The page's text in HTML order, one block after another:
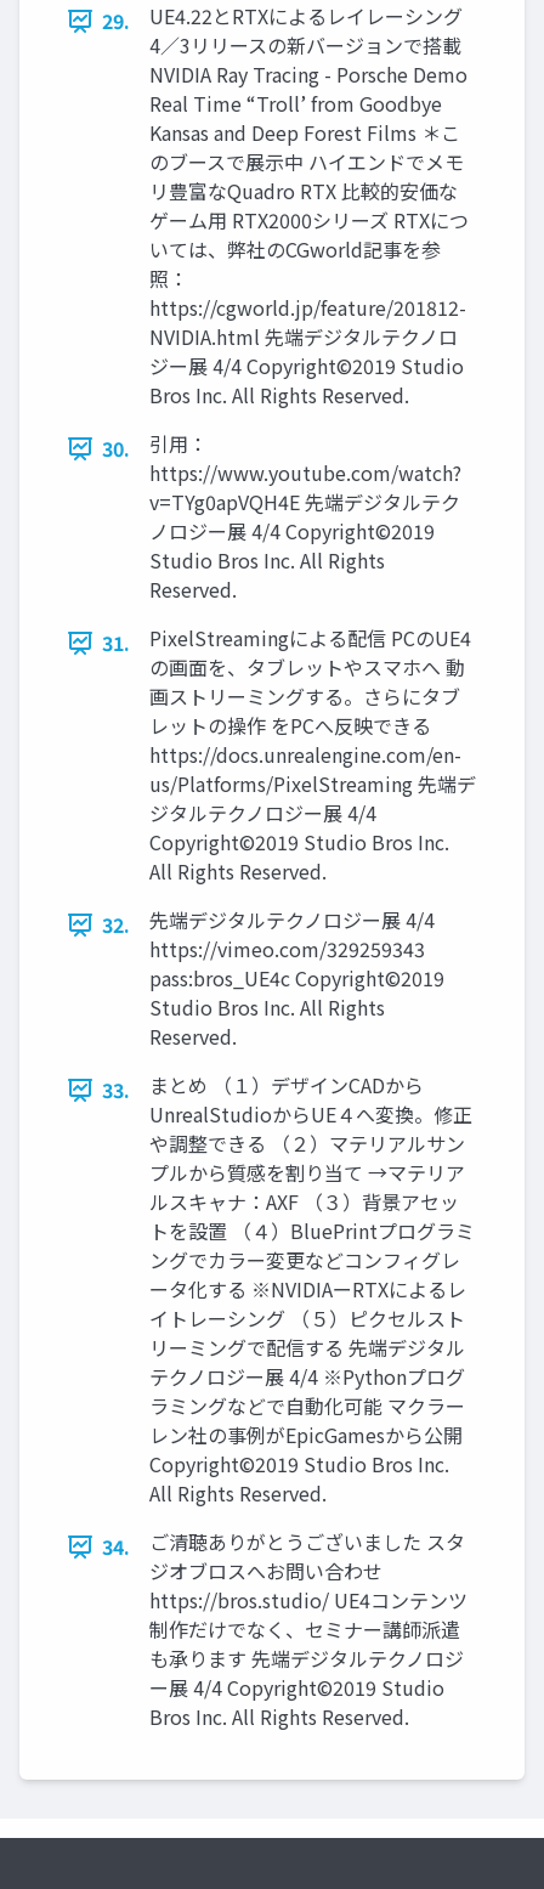
29.
UE4.22とRTXによるレイレーシング
4／3リリースの新バージョンで搭載
NVIDIA Ray Tracing - Porsche Demo
Real Time “Troll’ from Goodbye
Kansas and Deep Forest Films ＊こ
のブースで展示中 ハイエンドでメモ
リ豊富なQuadro RTX 比較的安価な
ゲーム用 RTX2000シリーズ RTXにつ
いては、弊社のCGworld記事を参
照：
https://cgworld.jp/feature/201812-
NVIDIA.html 先端デジタルテクノロ
ジー展 4/4 Copyright©2019 Studio
Bros Inc. All Rights Reserved.
30.
引用：
https://www.youtube.com/watch?
v=TYg0apVQH4E 先端デジタルテク
ノロジー展 4/4 Copyright©2019
Studio Bros Inc. All Rights
Reserved.
31.
PixelStreamingによる配信 PCのUE4
の画面を、タブレットやスマホへ 動
画ストリーミングする。さらにタブ
レットの操作 をPCへ反映できる
https://docs.unrealengine.com/en-
us/Platforms/PixelStreaming 先端デ
ジタルテクノロジー展 4/4
Copyright©2019 Studio Bros Inc.
All Rights Reserved.
32.
先端デジタルテクノロジー展 4/4
https://vimeo.com/329259343
pass:bros_UE4c Copyright©2019
Studio Bros Inc. All Rights
Reserved.
33.
まとめ （１）デザインCADから
UnrealStudioからUE４へ変換。修正
や調整できる （２）マテリアルサン
プルから質感を割り当て →マテリア
ルスキャナ：AXF （３）背景アセッ
トを設置 （４）BluePrintプログラミ
ングでカラー変更などコンフィグレ
ータ化する ※NVIDIAーRTXによるレ
イトレーシング （５）ピクセルスト
リーミングで配信する 先端デジタル
テクノロジー展 4/4 ※Pythonプログ
ラミングなどで自動化可能 マクラー
レン社の事例がEpicGamesから公開
Copyright©2019 Studio Bros Inc.
All Rights Reserved.
34.
ご清聴ありがとうございました スタ
ジオブロスへお問い合わせ
https://bros.studio/ UE4コンテンツ
制作だけでなく、セミナー講師派遣
も承ります 先端デジタルテクノロジ
ー展 4/4 Copyright©2019 Studio
Bros Inc. All Rights Reserved.